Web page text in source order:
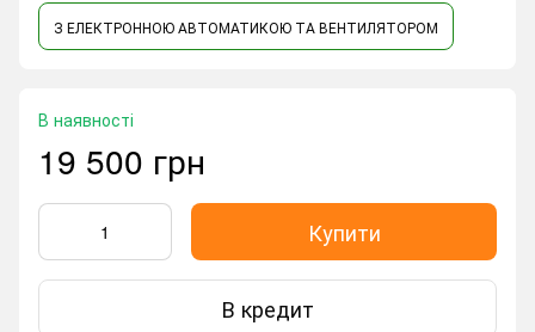
З ЕЛЕКТРОННОЮ АВТОМАТИКОЮ ТА ВЕНТИЛЯТОРОМ
В наявності
19 500 грн
Купити
В кредит